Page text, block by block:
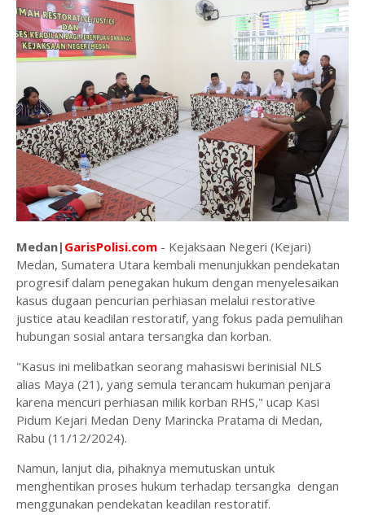
Medan| GarisPolisi.com - Kejaksaan Negeri (Kejari)
Medan, Sumatera Utara kembali menunjukkan pendekatan
progresif dalam penegakan hukum dengan menyelesaikan
kasus dugaan pencurian perhiasan melalui restorative
justice atau keadilan restoratif, yang fokus pada pemulihan
hubungan sosial antara tersangka dan korban.
"Kasus ini melibatkan seorang mahasiswi berinisial NLS
alias Maya (21), yang semula terancam hukuman penjara
karena mencuri perhiasan milik korban RHS," ucap Kasi
Pidum Kejari Medan Deny Marincka Pratama di Medan,
Rabu (11/12/2024).
Namun, lanjut dia, pihaknya memutuskan untuk
menghentikan proses hukum terhadap tersangka dengan
menggunakan pendekatan keadilan restoratif.